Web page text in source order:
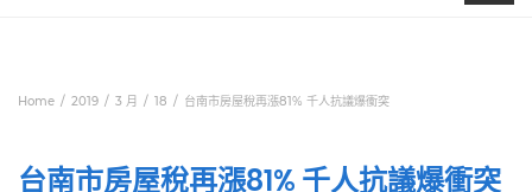
Home 2019 3 月 18 台南市房屋稅再漲81% 千人抗議爆衝突
台南市房屋稅再漲81% 千人抗議爆衝突